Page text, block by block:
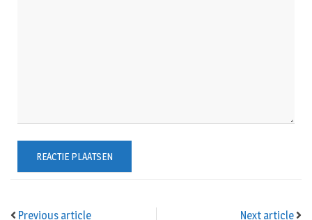
Previous article Next article